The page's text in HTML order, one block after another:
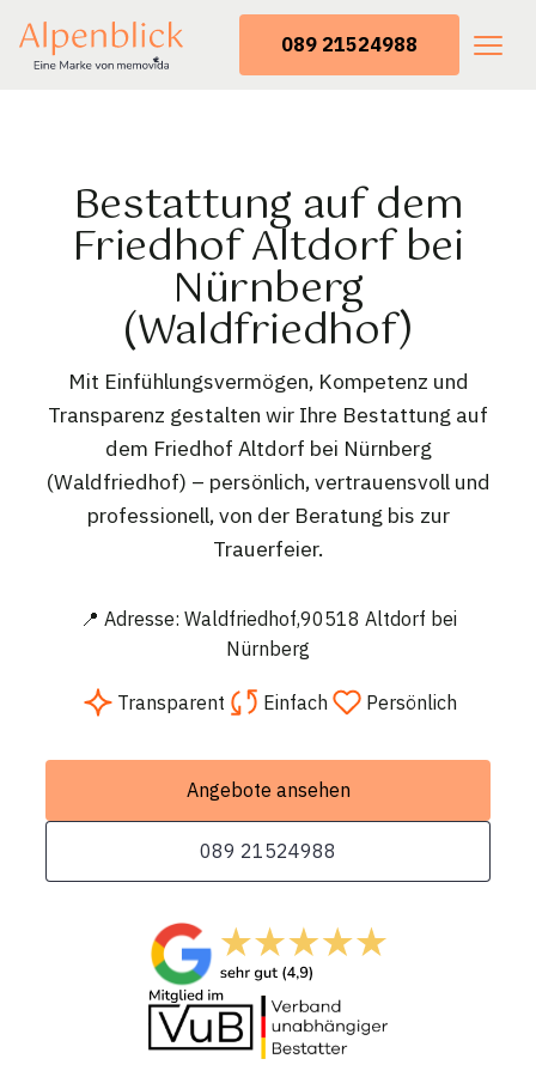
089 21524988
Bestattung auf dem
Friedhof Altdorf bei
Nürnberg
(Waldfriedhof)
Mit Einfühlungsvermögen, Kompetenz und
Transparenz gestalten wir Ihre Bestattung auf
dem Friedhof Altdorf bei Nürnberg
(Waldfriedhof) – persönlich, vertrauensvoll und
professionell, von der Beratung bis zur
Trauerfeier.
📍 Adresse: Waldfriedhof,90518 Altdorf bei
Nürnberg
Transparent Einfach Persönlich
Angebote ansehen
089 21524988